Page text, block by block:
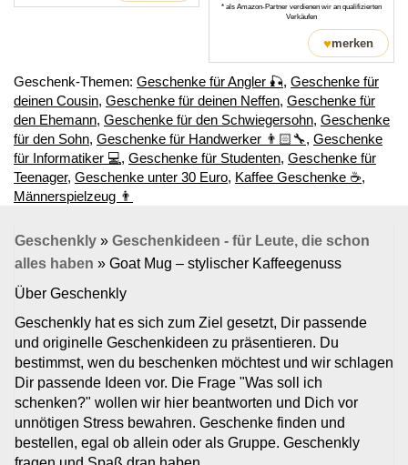
* als Amazon-Partner verdienen wir an qualifizierten
Verkäufen
♥merken
Geschenk-Themen: Geschenke für Angler 🎣, Geschenke für
deinen Cousin, Geschenke für deinen Neffen, Geschenke für
den Ehemann, Geschenke für den Schwiegersohn, Geschenke
für den Sohn, Geschenke für Handwerker 👨🏻‍🔧, Geschenke
für Informatiker 💻, Geschenke für Studenten, Geschenke für
Teenager, Geschenke unter 30 Euro, Kaffee Geschenke ☕,
Männerspielzeug 👨
Geschenkly » Geschenkideen - für Leute, die schon
alles haben » Goat Mug – stylischer Kaffeegenuss
Über Geschenkly
Geschenkly hat es sich zum Ziel gesetzt, Dir passende
und originelle Geschenkideen zu präsentieren. Du
bestimmst, wen du beschenken möchtest und wir schlagen
Dir passende Ideen vor. Die Frage "Was soll ich
schenken?" wollen wir hier beantworten und Dich vor
unnötigen Stress bewahren. Geschenke finden und
bestellen, egal ob allein oder als Gruppe. Geschenkly